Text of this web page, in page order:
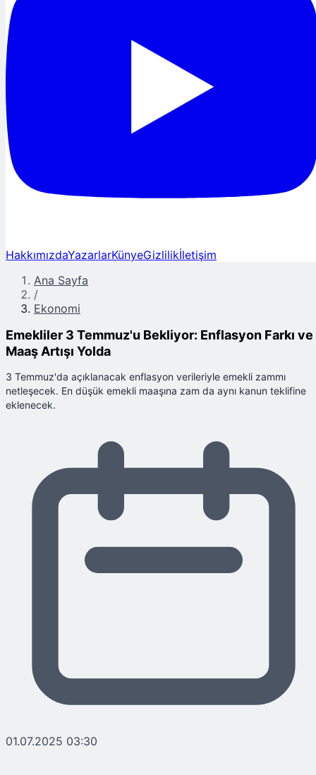
HakkımızdaYazarlarKünyeGizlilikİletişim
Ana Sayfa
/
Ekonomi
Emekliler 3 Temmuz'u Bekliyor: Enflasyon Farkı ve
Maaş Artışı Yolda
3 Temmuz'da açıklanacak enflasyon verileriyle emekli zammı
netleşecek. En düşük emekli maaşına zam da aynı kanun teklifine
eklenecek.
01.07.2025 03:30